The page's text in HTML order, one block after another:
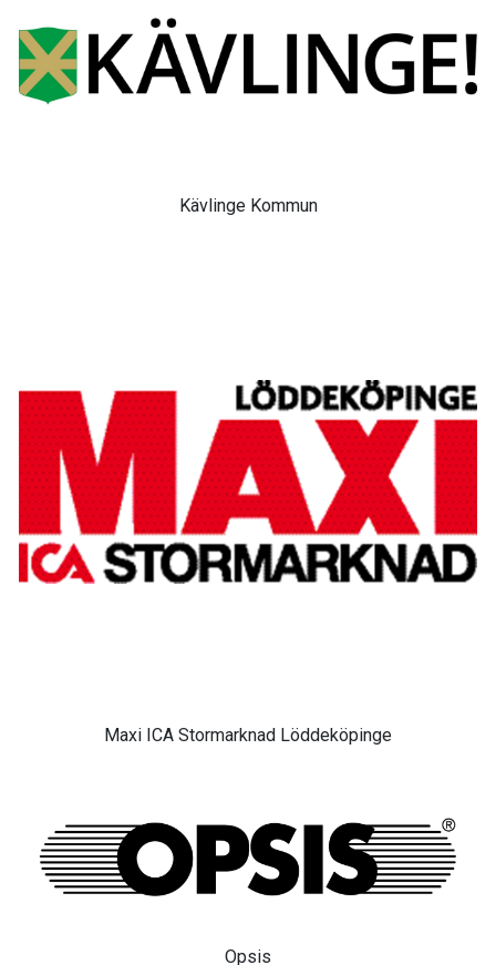
Kävlinge Kommun
Maxi ICA Stormarknad Löddeköpinge
Opsis